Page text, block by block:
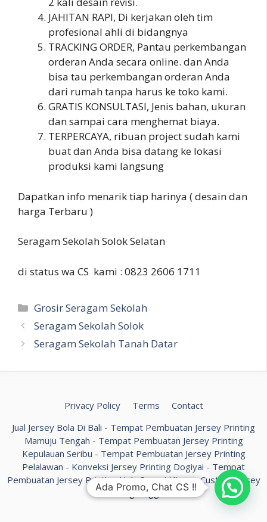
JAHITAN RAPI, Di kerjakan oleh tim
profesional ahli di bidangnya
TRACKING ORDER, Pantau perkembangan
orderan Anda secara online. dan Anda
bisa tau perkembangan orderan Anda
dari rumah tanpa harus ke toko kami.
GRATIS KONSULTASI, Jenis bahan, ukuran
dan sampai cara menghemat biaya.
TERPERCAYA, ribuan project sudah kami
buat dan Anda bisa datang ke lokasi
produksi kami langsung
Dapatkan info menarik tiap harinya ( desain dan
harga Terbaru )
Seragam Sekolah Solok Selatan
di status wa CS kami : 0823 2606 1711
Kategori
Grosir Seragam Sekolah
Seragam Sekolah Solok
Seragam Sekolah Tanah Datar
Privacy Policy Terms
Contact
Jual Jersey Bola Di Bali - Tempat Pembuatan Jersey Printing
Mamuju Tengah - Tempat Pembuatan Jersey Printing
Kepulauan Seribu - Tempat Pembuatan Jersey Printing
Pelalawan - Konveksi Jersey Printing Dogiyai - Tempat
Pembuatan Jersey Printing Hulu Sungai Utara-Custom Jersey
Printing Lingga
Ada Promo, Chat CS !!